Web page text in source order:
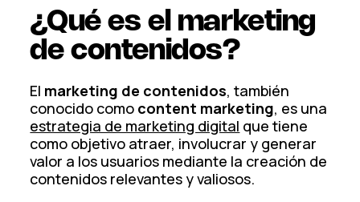
¿Qué es el marketing
de contenidos?
El marketing de contenidos, también
conocido como content marketing, es una
estrategia de marketing digital que tiene
como objetivo atraer, involucrar y generar
valor a los usuarios mediante la creación de
contenidos relevantes y valiosos.